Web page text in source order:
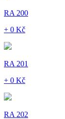
RA 200
+ 0 Kč
RA 201
+ 0 Kč
RA 202